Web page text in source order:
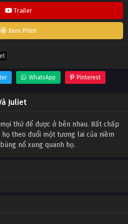
Trailer
Xem Phim
WhatsApp Pinterest
Juliet
thứ để được ở bên nhau. Bất chấp
theo đuổi một tương lai của niềm
nổ xung quanh họ.